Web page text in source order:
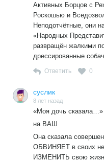
Активных Борцов с
Роскошью и
Неподотчётные, они
«Народных
развращён жалкими
дрессированные
Ответить 0
суслик
8 лет назад
«Моя дочь сказала…»
на ВАШ
Она сказала
ОБВИНЯЕТ в своих
ИЗМЕНИТЬ свою